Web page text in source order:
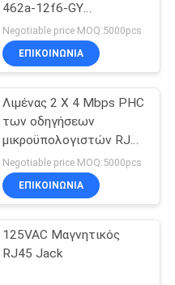
462a-12f6-GY
MIC3801D-5166
Negotiable price MOQ:5000pcs
ΕΠΙΚΟΙΝΩΝΊΑ
Λιμένας 2 X 4 Mbps PHC
των οδηγήσεων
μικροϋπολογιστών RJ45
Ethernet Jack W/O
10/100/1000
Negotiable price MOQ:5000pcs
ΕΠΙΚΟΙΝΩΝΊΑ
125VAC Μαγνητικός
RJ45 Jack